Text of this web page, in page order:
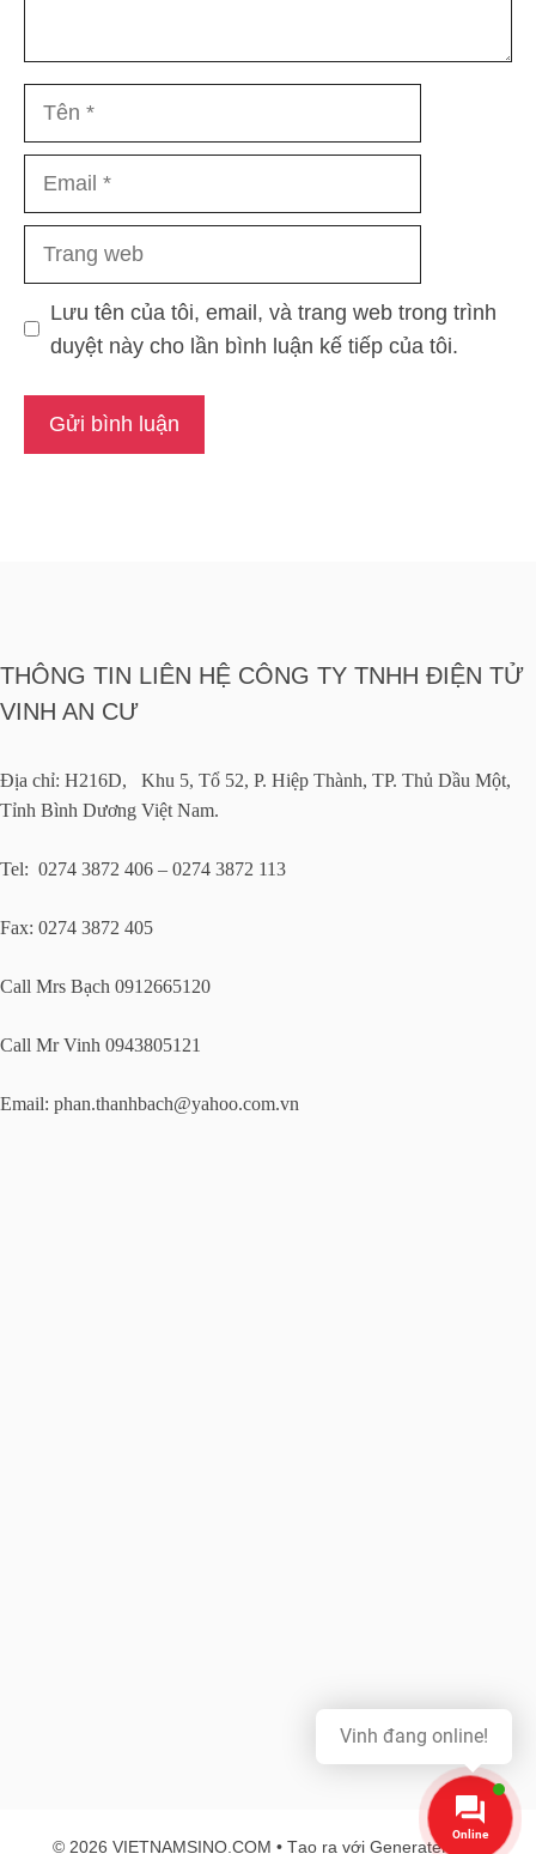
Lưu tên của tôi, email, và trang web trong trình
duyệt này cho lần bình luận kế tiếp của tôi.
THÔNG TIN LIÊN HỆ CÔNG TY TNHH ĐIỆN TỬ
VINH AN CƯ
Địa chỉ: H216D, Khu 5, Tổ 52, P. Hiệp Thành, TP. Thủ Dầu Một,
Tỉnh Bình Dương Việt Nam.
Tel: 0274 3872 406 – 0274 3872 113
Fax: 0274 3872 405
Call Mrs Bạch 0912665120
Call Mr Vinh 0943805121
Email: phan.thanhbach@yahoo.com.vn
© 2026 VIETNAMSINO.COM • Tạo ra với GeneratePress
Online
Vinh đang online!